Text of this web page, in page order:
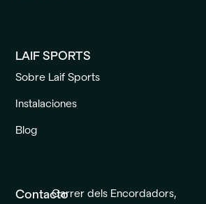
LAIF SPORTS
Sobre Laif Sports
Instalaciones
Blog
ContactoCarrer dels Encordadors,